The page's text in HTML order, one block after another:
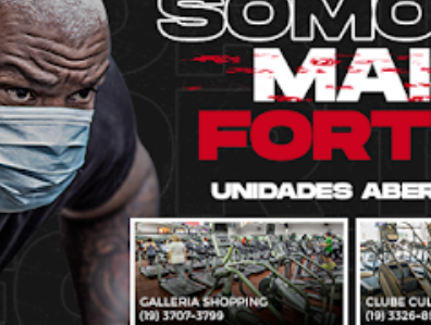
Depois de passarmos pelas aulas do Henrique, a
família de uma forma feliz, sem latidos e stress.
cachorros melhorou imensamente. E os simples
Muito obrigada por tudo, Henrique
Nossa experiência com o Henrique foi excelente!
Quando começamos o processo de
outros cães sem demonstrar agressividade.